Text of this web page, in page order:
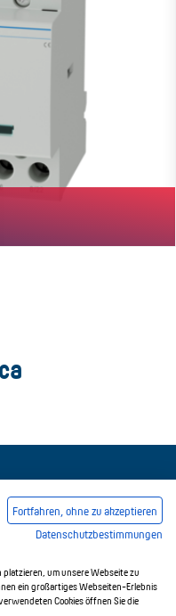
generales
Fortfahren, ohne zu akzeptieren
Datenschutzbestimmungen
um unsere Webseite zu
ein großartiges Webseiten-Erlebnis
Cookies öffnen Sie die